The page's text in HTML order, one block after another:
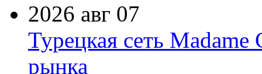
2026 авг 07
Турецкая сеть Madame
рынка